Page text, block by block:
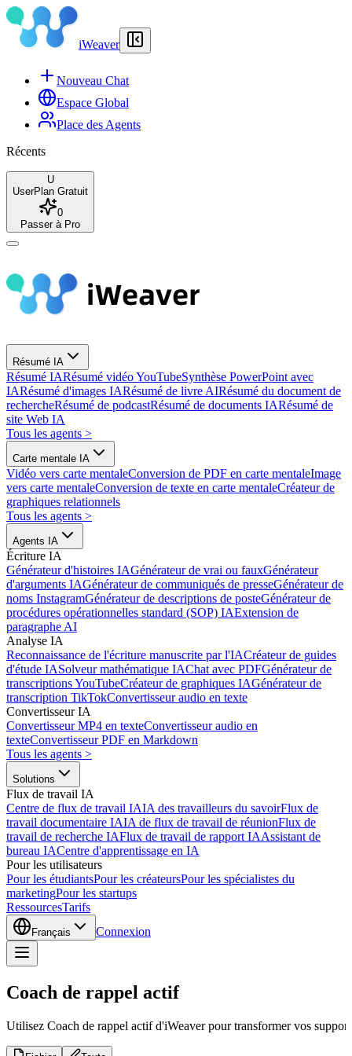
iWeaver
Nouveau Chat
Espace Global
Place des Agents
Récents
U
UserPlan Gratuit
0
Passer à Pro
Résumé IA
Résumé IARésumé vidéo YouTubeSynthèse PowerPoint avec
IARésumé d'images IARésumé de livre AIRésumé du document de
rechercheRésumé de podcastRésumé de documents IARésumé de
site Web IA
Tous les agents >
Carte mentale IA
Vidéo vers carte mentaleConversion de PDF en carte mentaleImage
vers carte mentaleConversion de texte en carte mentaleCréateur de
graphiques relationnels
Tous les agents >
Agents IA
Écriture IA
Générateur d'histoires IAGénérateur de vrai ou fauxGénérateur
d'arguments IAGénérateur de communiqués de presseGénérateur de
noms InstagramGénérateur de descriptions de posteGénérateur de
procédures opérationnelles standard (SOP) IAExtension de
paragraphe AI
Analyse IA
Reconnaissance de l'écriture manuscrite par l'IACréateur de guides
d'étude IASolveur mathématique IAChat avec PDFGénérateur de
transcriptions YouTubeCréateur de graphiques IAGénérateur de
transcription TikTokConvertisseur audio en texte
Convertisseur IA
Convertisseur MP4 en texteConvertisseur audio en
texteConvertisseur PDF en Markdown
Tous les agents >
Solutions
Flux de travail IA
Centre de flux de travail IAIA des travailleurs du savoirFlux de
travail documentaire IAIA de flux de travail de réunionFlux de
travail de recherche IAFlux de travail de rapport IAAssistant de
bureau IACentre d'apprentissage en IA
Pour les utilisateurs
Pour les étudiantsPour les créateursPour les spécialistes du
marketingPour les startups
RessourcesTarifs
Français Connexion
Coach de rappel actif
Utilisez Coach de rappel actif d'iWeaver pour transformer vos